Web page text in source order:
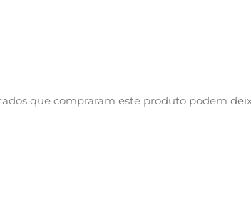
que compraram este produto podem